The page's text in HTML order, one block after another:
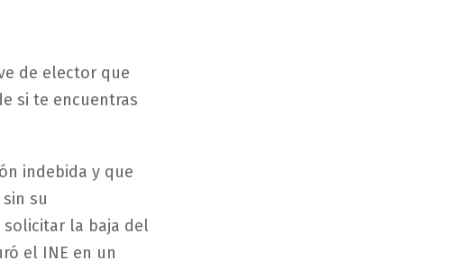
de elector que
si te encuentras
indebida y que
su
la baja del
el INE en un